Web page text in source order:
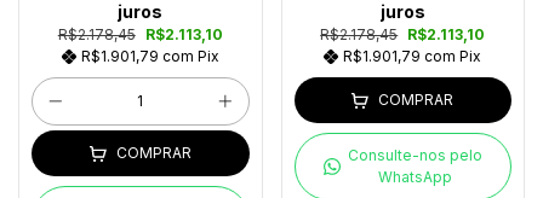
R$2.178,45
R$2.113,10
R$1.901,79 com Pix
juros
COMPRAR
R$2.178,45 R$2.113,10
R$1.901,79com Pix
juros
COMPRAR
Consulte-nos pelo
WhatsApp